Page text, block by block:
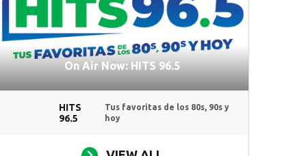
On Air Now: HITS 96.5
HITS
96.5
Tus favoritas de los 80s, 90s y
hoy